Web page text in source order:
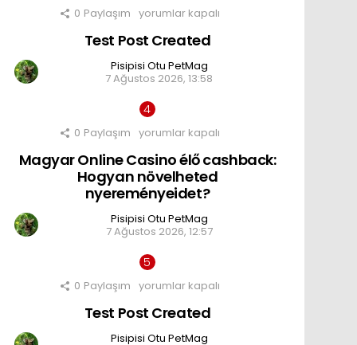
için
0 Paylaşım
Test
Created
yorumlar kapalı
Test Post Created
Pisipisi Otu PetMag
7 Ağustos 2026, 13:58
0 Paylaşım
Magyar
Casino
élő
cashback:
Hogyan
nyereményeidet?
için
yorumlar kapalı
Magyar Online Casino élő cashback:
Hogyan növelheted
nyereményeidet?
Pisipisi Otu PetMag
7 Ağustos 2026, 12:57
0 Paylaşım
Test
Created
yorumlar kapalı
Test Post Created
Pisipisi Otu PetMag